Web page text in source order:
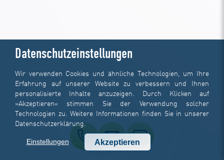
Datenschutzeinstellungen
Wir verwenden Cookies und ähnliche Technologien, um Ihre
Erfahrung auf unserer Website zu verbessern und Ihnen
personalisierte Inhalte anzuzeigen. Durch Klicken auf
»Akzeptieren« stimmen Sie der Verwendung solcher
Technologien zu. Weitere Informationen finden Sie in unserer
Datenschutzerklärung
Einstellungen Akzeptieren